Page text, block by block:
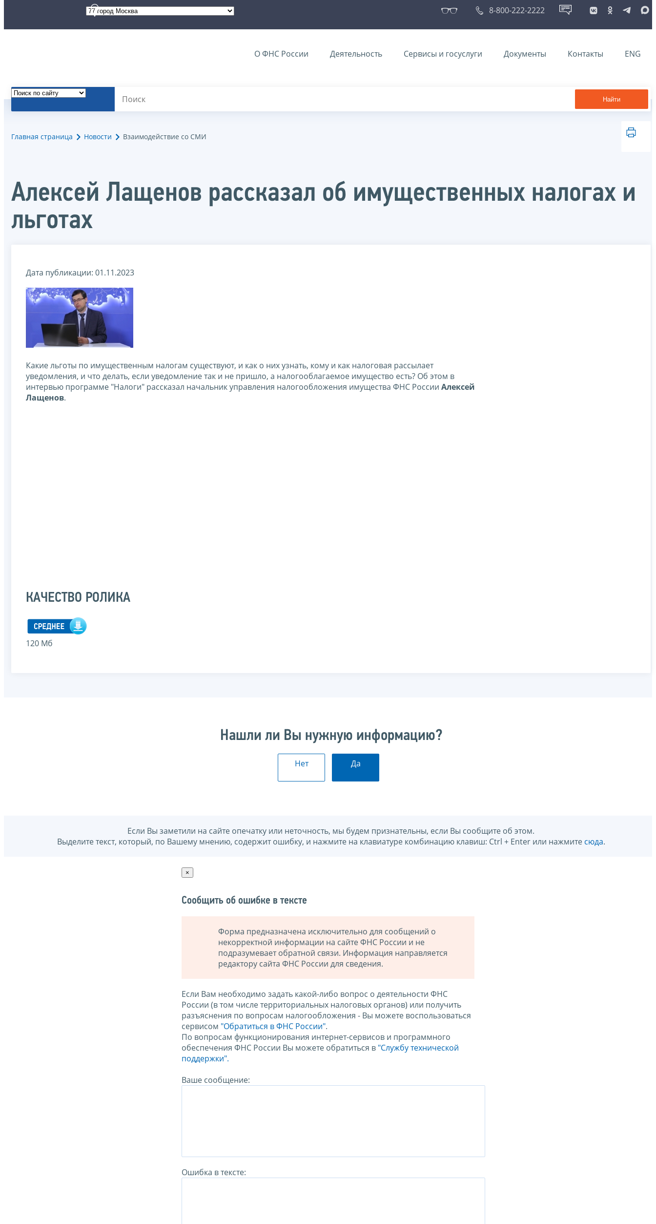
8-800-222-2222
О ФНС России Деятельность Сервисы и госуслуги Документы Контакты ENG
Найти
Главная страница Новости Взаимодействие со СМИ
Алексей Лащенов рассказал об имущественных налогах и
льготах
Дата публикации: 01.11.2023
Какие льготы по имущественным налогам существуют, и как о них узнать, кому и как налоговая рассылает
уведомления, и что делать, если уведомление так и не пришло, а налогооблагаемое имущество есть? Об этом в
интервью программе "Налоги" рассказал начальник управления налогообложения имущества ФНС России Алексей
Лащенов.
КАЧЕСТВО РОЛИКА
120 Мб
Нашли ли Вы нужную информацию?
Нет Да
Если Вы заметили на сайте опечатку или неточность, мы будем признательны, если Вы сообщите об этом.
Выделите текст, который, по Вашему мнению, содержит ошибку, и нажмите на клавиатуре комбинацию клавиш: Ctrl + Enter или нажмите сюда.
×
Сообщить об ошибке в тексте
Форма предназначена исключительно для сообщений о
некорректной информации на сайте ФНС России и не
подразумевает обратной связи. Информация направляется
редактору сайта ФНС России для сведения.
Если Вам необходимо задать какой-либо вопрос о деятельности ФНС
России (в том числе территориальных налоговых органов) или получить
разъяснения по вопросам налогообложения - Вы можете воспользоваться
сервисом "Обратиться в ФНС России".
По вопросам функционирования интернет-сервисов и программного
обеспечения ФНС России Вы можете обратиться в "Службу технической
поддержки".
Ваше сообщение:
Ошибка в тексте: